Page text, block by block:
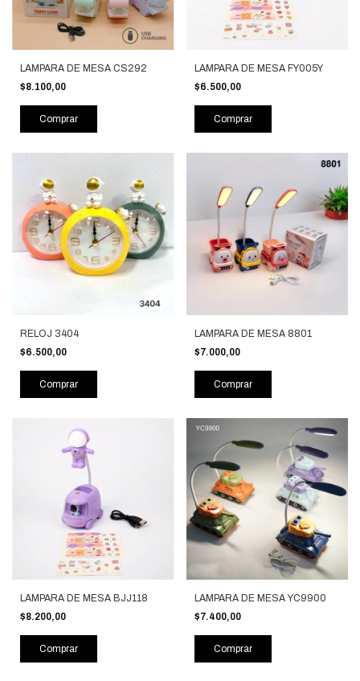
LAMPARA DE MESA CS292
$8.100,00
Comprar
LAMPARA DE MESA FY005Y
$6.500,00
Comprar
RELOJ 3404
$6.500,00
Comprar
LAMPARA DE MESA 8801
$7.000,00
Comprar
LAMPARA DE MESA BJJ118
$8.200,00
Comprar
LAMPARA DE MESA YC9900
$7.400,00
Comprar